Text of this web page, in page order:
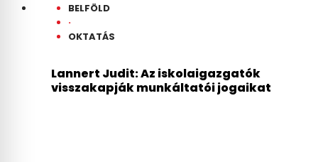
BELFÖLD
·
OKTATÁS
Lannert Judit: Az iskolaigazgatók
visszakapják munkáltatói jogaikat